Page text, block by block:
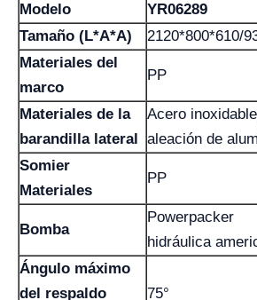
Modelo
YR06289
Tamaño (L*A*A)
2120*800*610/
Materiales del
marco
PP
Materiales de la
barandilla lateral
Acero
aleación de
Somier
Materiales
PP
Bomba
Powerpacker
hidráulica
Ángulo máximo
del respaldo
75°